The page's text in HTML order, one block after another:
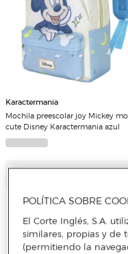
Karactermania
Mochila preescolar joy Mickey
cute Disney Karactermania azul
POLÍTICA SOBRE
El Corte Inglés, S.A.
similares, propias y de
(permitiendo la